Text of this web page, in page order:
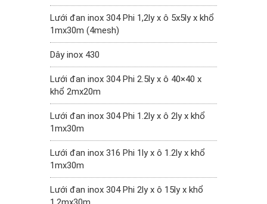
Lưới đan inox 304 Phi 1,2ly x ô 5x5ly x khổ
1mx30m (4mesh)
Dây inox 430
Lưới đan inox 304 Phi 2.5ly x ô 40×40 x
khổ 2mx20m
Lưới đan inox 304 Phi 1.2ly x ô 2ly x khổ
1mx30m
Lưới đan inox 316 Phi 1ly x ô 1.2ly x khổ
1mx30m
Lưới đan inox 304 Phi 2ly x ô 15ly x khổ